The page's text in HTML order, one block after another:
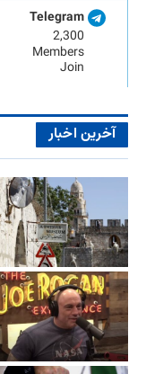
Telegram
2,300
Members
Join
آخرین اخبار